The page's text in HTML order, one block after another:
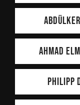
Ahmad
Philipp